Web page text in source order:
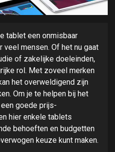
tablet een onmisbaar
veel mensen. Of het nu gaat
of zakelijke doeleinden,
rol. Met zoveel merken
het overweldigend zijn
Om je te helpen bij het
goede prijs-
hier enkele tablets
behoeften en budgetten
keuze kunt maken.